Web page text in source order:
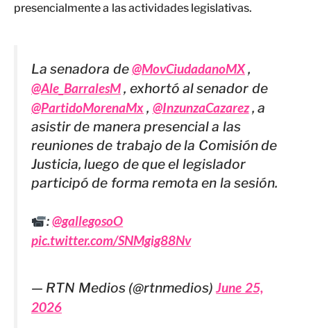
presencialmente a las actividades legislativas.
La senadora de@MovCiudadanoMX,
@Ale_BarralesM, exhortó al senador de
@PartidoMorenaMx, @InzunzaCazarez, a
asistir de manera presencial a las
reuniones de trabajo de la Comisión de
Justicia, luego de que el legislador
participó de forma remota en la sesión.
:@gallegosoO
pic.twitter.com/SNMgig88Nv
— RTN Medios (@rtnmedios)June 25,
2026